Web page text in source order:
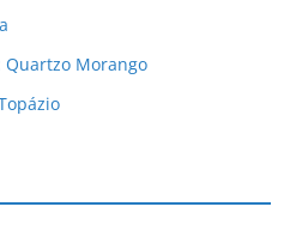
Quartzo Morango